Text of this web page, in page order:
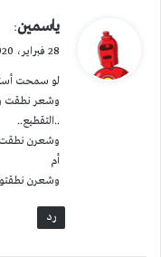
ي
ل
ياسمين:
28 فبراير، 2020 الساعة 11:25 م
لو سمحت
وشعر نطقت
..التقطيع..
وشعرن
أم
وشعرن
رد